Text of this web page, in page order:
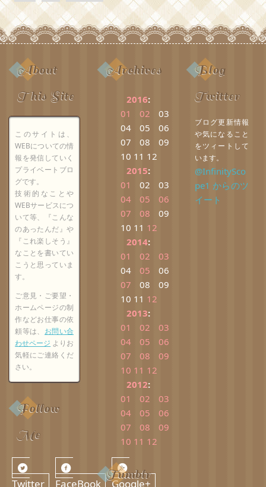
About
This Site
このサイトは、
WEBについての情
報を発信していく
プライベートブロ
グです。
技術的なことや
WEBサービスにつ
いて等、『こんな
のあったんだ』や
『これ楽しそう』
なことを書いてい
こうと思っていま
す。
ご意見・ご要望・
ホームページの制
作などお仕事の依
頼等は、 お問い合
わせページ よりお
気軽にご連絡くだ
さい。
Follow
Me
Twitter FaceBook Google+
Archives
2016:
01
02
03
04
05
06
07
08
09
10 11 12
2015:
01
02
03
04
05
06
07
08
09
10 11 12
2014:
01
02
03
04
05
06
07
08
09
10 11 12
2013:
01
02
03
04
05
06
07
08
09
10 11 12
2012:
01
02
03
04
05
06
07
08
09
10 11 12
Tumblr
Blog
Twitter
ブログ更新情報
や気になること
をツィートして
います。
@InfinitySco
pe1 からのツ
イート